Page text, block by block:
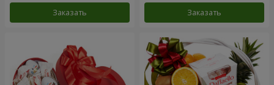
Заказать Заказать